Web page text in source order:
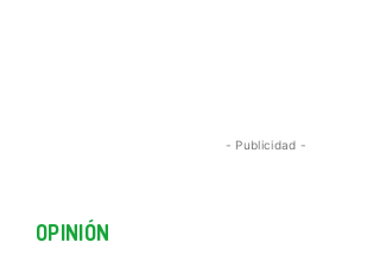
- Publicidad -
OPINIÓN